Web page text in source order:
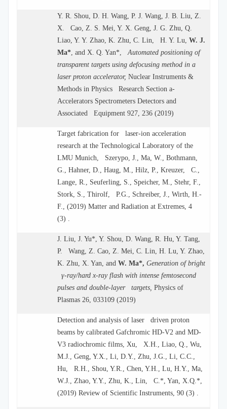
Y. R. Shou, D. H. Wang, P. J. Wang, J. B. Liu, Z.
X. Cao, Z. S. Mei, Y. X. Geng, J. G. Zhu, Q.
Liao, Y. Y. Zhao, K. Zhu, C. Lin, H. Y. Lu, W. J.
Ma*, and X. Q. Yan*,Automated positioning of
transparent targets using defocusing method in a
laser proton accelerator, Nuclear Instruments &
Methods in Physics Research Section a-
Accelerators Spectrometers Detectors and
Associated Equipment 927, 236 (2019)
Target fabrication for laser-ion acceleration
research at the Technological Laboratory of the
LMU Munich, Szerypo, J., Ma, W., Bothmann,
G., Hahner, D., Haug, M., Hilz, P., Kreuzer, C.,
Lange, R., Seuferling, S., Speicher, M., Stehr, F.,
Stork, S., Thirolf, P.G., Schreiber, J., Wirth, H.-
F., (2019) Matter and Radiation at Extremes, 4
(3) .
J. Liu, J. Yu*, Y. Shou, D. Wang, R. Hu, Y. Tang,
P. Wang, Z. Cao, Z. Mei, C. Lin, H. Lu, Y. Zhao,
K. Zhu, X. Yan, and W. Ma*, Generation of bright
γ-ray/hard x-ray flash with intense femtosecond
pulses and double-layer targets, Physics of
Plasmas 26, 033109 (2019)
Detection and analysis of laser driven proton
beams by calibrated Gafchromic HD-V2 and MD-
V3 radiochromic films, Xu, X.H., Liao, Q., Wu,
M.J., Geng, Y.X., Li, D.Y., Zhu, J.G., Li, C.C.,
Hu, R.H., Shou, Y.R., Chen, Y.H., Lu, H.Y., Ma,
W.J., Zhao, Y.Y., Zhu, K., Lin, C.*, Yan, X.Q.*,
(2019) Review of Scientific Instruments, 90 (3) .